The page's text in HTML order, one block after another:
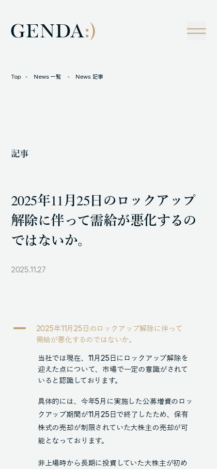
経営理念
インタビュー
トラックレコード
LOCATION
105-7306
プライバシーポリシー
反社会勢力に対する基本方針
ENGLISH
Top News 一覧 News 記事
記事
2025年11月25日のロックアップ
解除に伴って需給が悪化するの
ではないか。
2025.11.27
A
2025年11月25日のロックアップ解除に伴って
需給が悪化するのではないか。
当社では現在、11月25日にロックアップ解除を
迎えた点について、市場で一定の意識がされて
いると認識しております。
具体的には、今年5月に実施した公募増資のロッ
クアップ期間が11月25日で終了したため、保有
株式の売却が制限されていた大株主の売却が可
能となっております。
非上場時から長期に投資していた大株主が初め